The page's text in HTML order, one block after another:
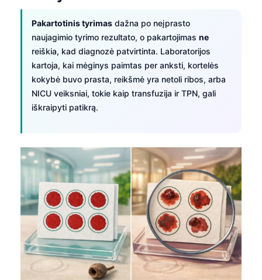
Pakartotinis tyrimas dažna po neįprasto
naujagimio tyrimo rezultato, o pakartojimas ne
reiškia, kad diagnozė patvirtinta. Laboratorijos
kartoja, kai mėginys paimtas per anksti, kortelės
kokybė buvo prasta, reikšmė yra netoli ribos, arba
NICU veiksniai, tokie kaip transfuzija ir TPN, gali
iškraipyti patikrą.